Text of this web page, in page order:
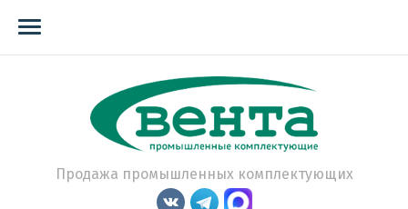
Продажа промышленных комплектующих